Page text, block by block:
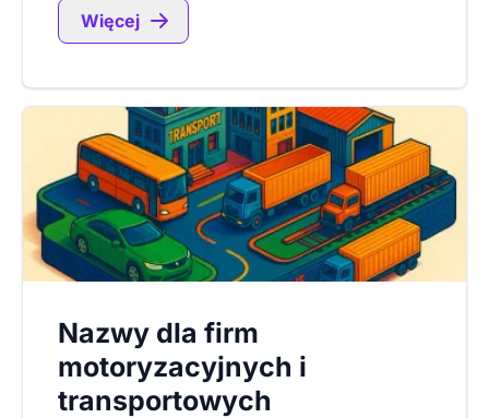
Więcej
Nazwy dla firm
motoryzacyjnych i
transportowych